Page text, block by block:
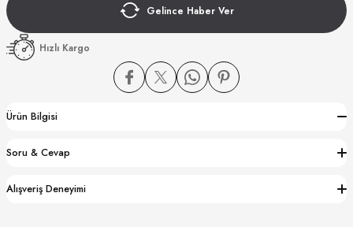
Gelince Haber Ver
Hızlı Kargo
Ürün Bilgisi
Soru & Cevap
Alışveriş Deneyimi